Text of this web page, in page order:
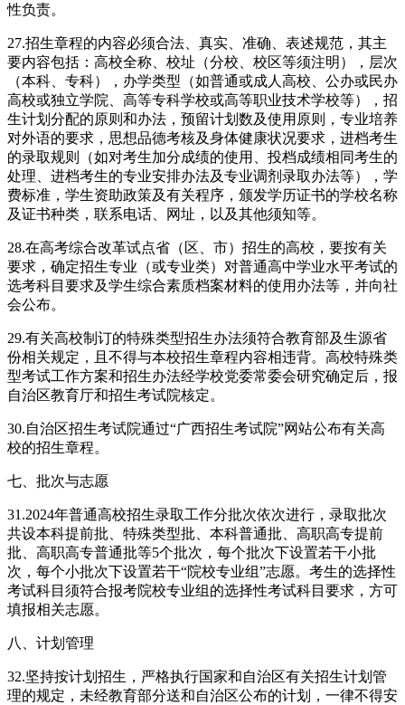
性负责。
27.招生章程的内容必须合法、真实、准确、表述规范，其主
要内容包括：高校全称、校址（分校、校区等须注明），层次
（本科、专科），办学类型（如普通或成人高校、公办或民办
高校或独立学院、高等专科学校或高等职业技术学校等），招
生计划分配的原则和办法，预留计划数及使用原则，专业培养
对外语的要求，思想品德考核及身体健康状况要求，进档考生
的录取规则（如对考生加分成绩的使用、投档成绩相同考生的
处理、进档考生的专业安排办法及专业调剂录取办法等），学
费标准，学生资助政策及有关程序，颁发学历证书的学校名称
及证书种类，联系电话、网址，以及其他须知等。
28.在高考综合改革试点省（区、市）招生的高校，要按有关
要求，确定招生专业（或专业类）对普通高中学业水平考试的
选考科目要求及学生综合素质档案材料的使用办法等，并向社
会公布。
29.有关高校制订的特殊类型招生办法须符合教育部及生源省
份相关规定，且不得与本校招生章程内容相违背。高校特殊类
型考试工作方案和招生办法经学校党委常委会研究确定后，报
自治区教育厅和招生考试院核定。
30.自治区招生考试院通过“广西招生考试院”网站公布有关高
校的招生章程。
七、批次与志愿
31.2024年普通高校招生录取工作分批次依次进行，录取批次
共设本科提前批、特殊类型批、本科普通批、高职高专提前
批、高职高专普通批等5个批次，每个批次下设置若干小批
次，每个小批次下设置若干“院校专业组”志愿。考生的选择性
考试科目须符合报考院校专业组的选择性考试科目要求，方可
填报相关志愿。
八、计划管理
32.坚持按计划招生，严格执行国家和自治区有关招生计划管
理的规定，未经教育部分送和自治区公布的计划，一律不得安